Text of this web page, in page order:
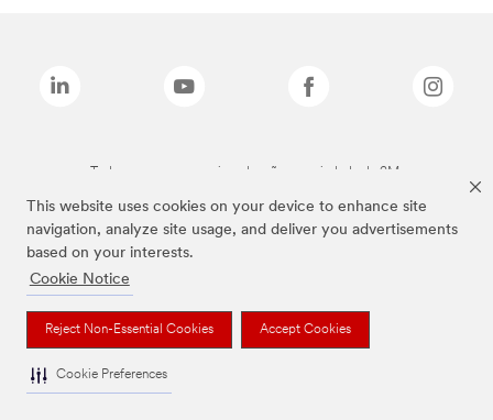
This website uses cookies on your device to enhance site
navigation, analyze site usage, and deliver you advertisements
based on your interests.
Cookie Notice
Reject Non-Essential Cookies Accept Cookies
Cookie Preferences
Todas as marcas mencionadas são propriedade da 3M.